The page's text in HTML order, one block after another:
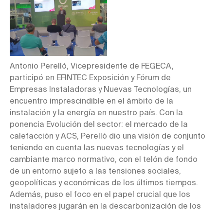
Antonio Perelló, Vicepresidente de FEGECA,
participó en EFINTEC Exposición y Fórum de
Empresas Instaladoras y Nuevas Tecnologías, un
encuentro imprescindible en el ámbito de la
instalación y la energía en nuestro país. Con la
ponencia Evolución del sector: el mercado de la
calefacción y ACS, Perelló dio una visión de conjunto
teniendo en cuenta las nuevas tecnologías y el
cambiante marco normativo, con el telón de fondo
de un entorno sujeto a las tensiones sociales,
geopolíticas y económicas de los últimos tiempos.
Además, puso el foco en el papel crucial que los
instaladores jugarán en la descarbonización de los